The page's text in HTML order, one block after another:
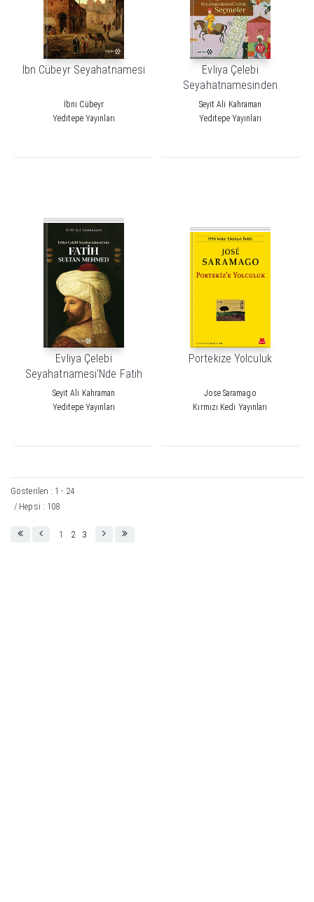
İbn Cübeyr Seyahatnamesi
İbni Cübeyr
Yeditepe Yayınları
Evliya Çelebi
Seyahatnamesinden
Seçmeler
Seyit Ali Kahraman
Yeditepe Yayınları
Evliya Çelebi
Seyahatnamesi'Nde Fatih
Sultan Mehmed
Seyit Ali Kahraman
Yeditepe Yayınları
Portekize Yolculuk
Jose Saramago
Kırmızı Kedi Yayınları
Gösterilen : 1 - 24
/ Hepsi : 108
1 2 3